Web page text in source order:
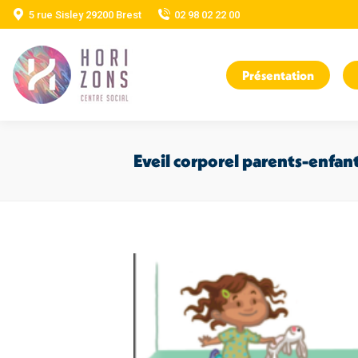
5 rue Sisley 29200 Brest 02 98 02 22 00
Présentation
Eveil corporel parents-